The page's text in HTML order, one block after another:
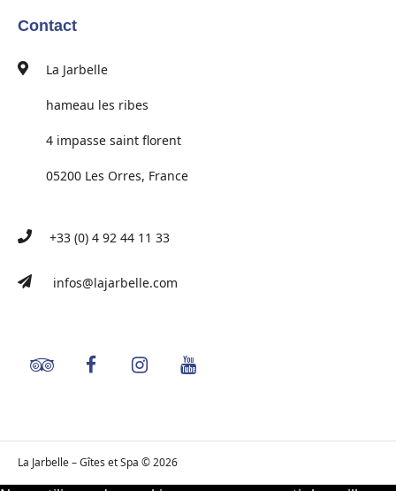
Contact
La Jarbelle
hameau les ribes
4 impasse saint florent
05200 Les Orres, France
+33 (0) 4 92 44 11 33
infos@lajarbelle.com
La Jarbelle – Gîtes et Spa © 2026